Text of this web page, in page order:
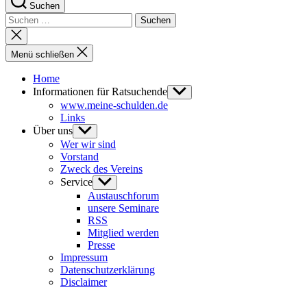
Suchen
Suchen
nach:
Suche
schließen
Menü schließen
Home
Informationen für Ratsuchende Untermenü
anzeigen
www.meine-schulden.de
Links
Über uns Untermenü
anzeigen
Wer wir sind
Vorstand
Zweck des Vereins
Service Untermenü
anzeigen
Austauschforum
unsere Seminare
RSS
Mitglied werden
Presse
Impressum
Datenschutzerklärung
Disclaimer